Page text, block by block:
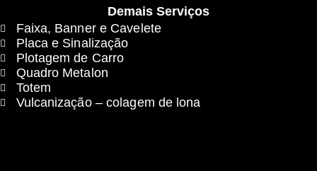
Demais Serviços
Faixa, Banner e Cavelete
Placa e Sinalização
Plotagem de Carro
Quadro Metalon
Totem
Vulcanização – colagem de lona